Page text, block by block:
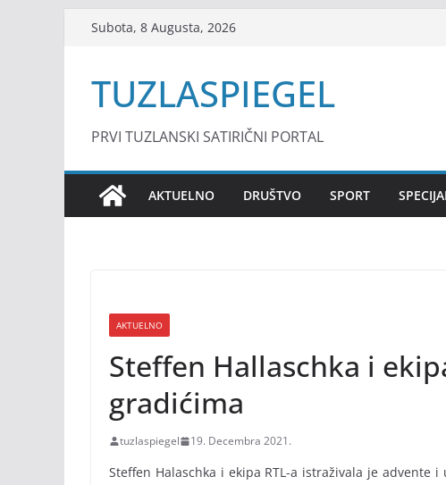
Subota, 8 Augusta, 2026
TUZLASPIEGEL
PRVI TUZLANSKI SATIRIČNI PORTAL
AKTUELNO DRUŠTVO SPORT
AKTUELNO
Steffen Hallaschka i
gradićima
tuzlaspiegel 19. Decembra 2021.
Steffen Halaschka i ekipa RTL-a istraživala je